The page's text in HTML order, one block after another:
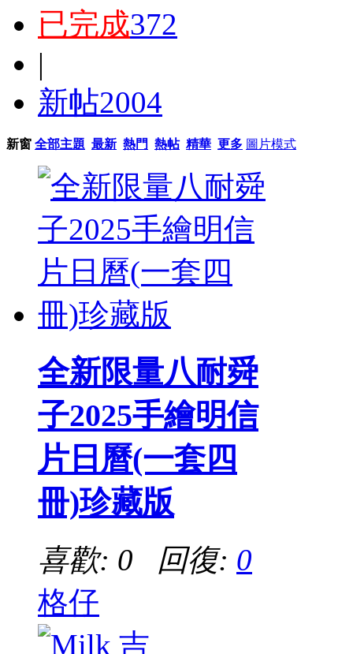
已完成372
|
新帖2004
新窗 全部主題 最新 熱門 熱帖 精華 更多 圖片模式
全新限量八耐舜
子2025手繪明信
片日曆(一套四
冊)珍藏版
喜歡: 0 回復: 0
格仔